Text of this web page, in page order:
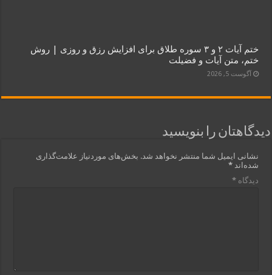
ختم آیات ۲ و ۳ سوره طلاق برای افزایش رزق و روزی | روش
ختم، متن آیات و فضیلت
آگوست 5, 2026
دیدگاهتان را بنویسید
نشانی ایمیل شما منتشر نخواهد شد. بخش‌های موردنیاز علامت‌گذاری
شده‌اند*
دیدگاه*